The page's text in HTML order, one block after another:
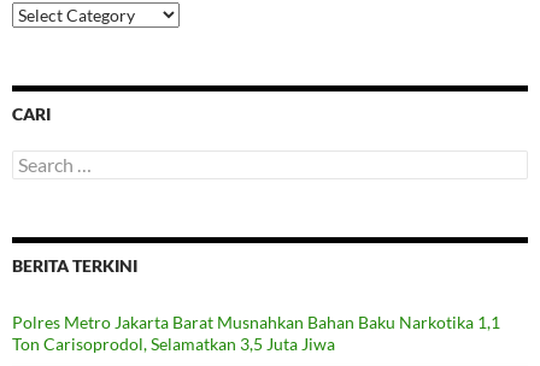
Categories
CARI
Search
for:
BERITA TERKINI
Polres Metro Jakarta Barat Musnahkan Bahan Baku Narkotika 1,1
Ton Carisoprodol, Selamatkan 3,5 Juta Jiwa